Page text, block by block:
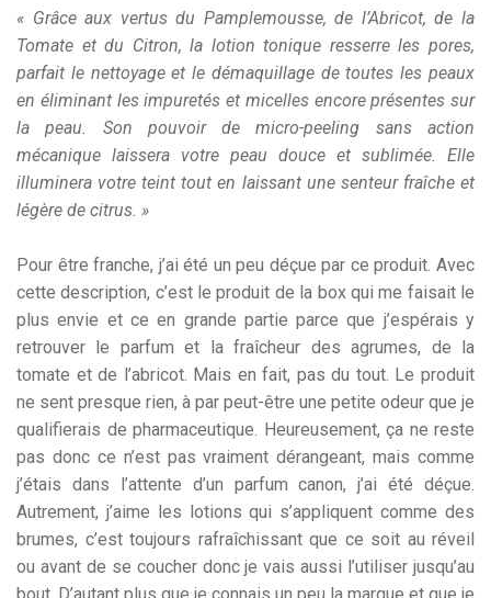
« Grâce aux vertus du Pamplemousse, de l’Abricot, de la
Tomate et du Citron, la lotion tonique resserre les pores,
parfait le nettoyage et le démaquillage de toutes les peaux
en éliminant les impuretés et micelles encore présentes sur
la peau. Son pouvoir de micro-peeling sans action
mécanique laissera votre peau douce et sublimée. Elle
illuminera votre teint tout en laissant une senteur fraîche et
légère de citrus. »
Pour être franche, j’ai été un peu déçue par ce produit. Avec
cette description, c’est le produit de la box qui me faisait le
plus envie et ce en grande partie parce que j’espérais y
retrouver le parfum et la fraîcheur des agrumes, de la
tomate et de l’abricot. Mais en fait, pas du tout. Le produit
ne sent presque rien, à par peut-être une petite odeur que je
qualifierais de pharmaceutique. Heureusement, ça ne reste
pas donc ce n’est pas vraiment dérangeant, mais comme
j’étais dans l’attente d’un parfum canon, j’ai été déçue.
Autrement, j’aime les lotions qui s’appliquent comme des
brumes, c’est toujours rafraîchissant que ce soit au réveil
ou avant de se coucher donc je vais aussi l’utiliser jusqu’au